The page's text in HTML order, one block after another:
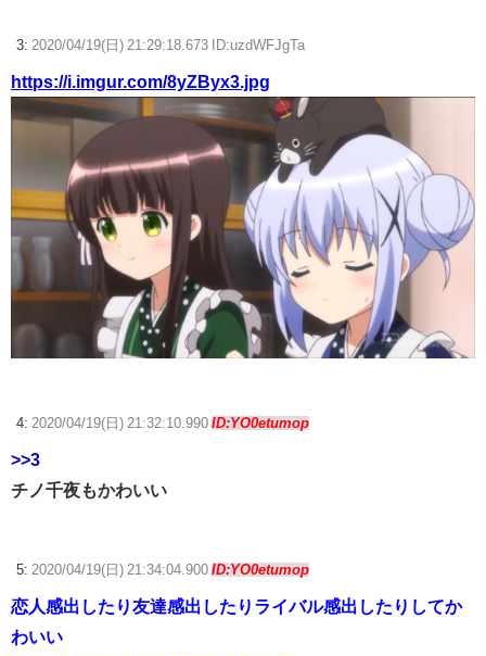
3: 2020/04/19(日) 21:29:18.673 ID:uzdWFJgTa
https://i.imgur.com/8yZByx3.jpg
4: 2020/04/19(日) 21:32:10.990 ID:YO0etumop
>>3
チノ千夜もかわいい
5: 2020/04/19(日) 21:34:04.900 ID:YO0etumop
恋人感出したり友達感出したりライバル感出したりしてか
わいい